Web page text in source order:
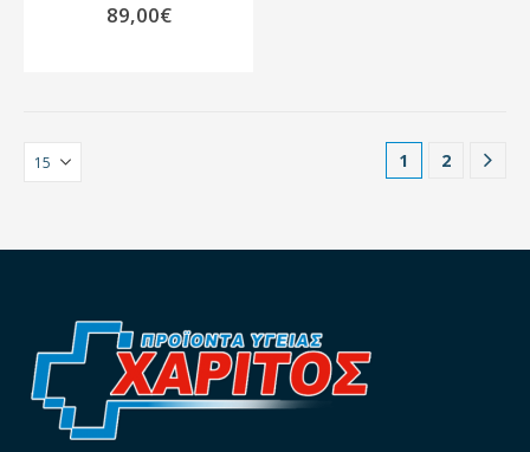
89,00€
1 2